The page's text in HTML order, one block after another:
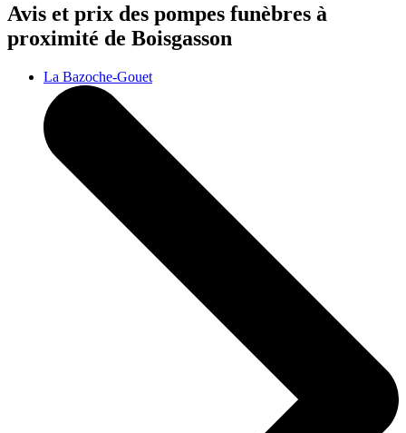
Avis et prix des pompes funèbres à
proximité de Boisgasson
La Bazoche-Gouet